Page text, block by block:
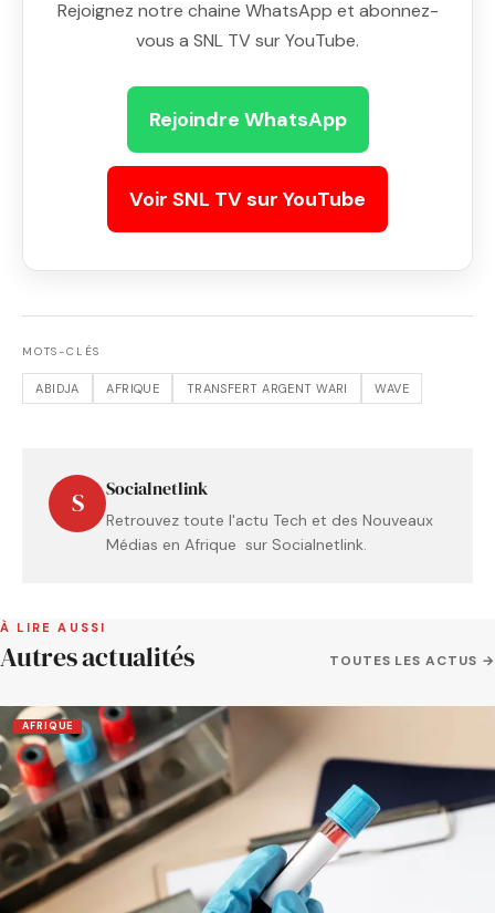
Rejoignez notre chaine WhatsApp et abonnez-
vous a SNL TV sur YouTube.
Rejoindre WhatsApp
Voir SNL TV sur YouTube
MOTS-CLÉS
ABIDJA AFRIQUE TRANSFERT ARGENT WARI WAVE
S Socialnetlink
Retrouvez toute l'actu Tech et des Nouveaux
Médias en Afrique sur Socialnetlink.
À LIRE AUSSI
Autres actualités TOUTES LES ACTUS →
AFRIQUE